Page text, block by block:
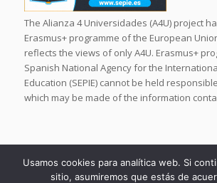
The Alianza 4 Universidades (A4U) project
Erasmus+ programme of the European
reflects the views of only A4U. Erasmus+
Spanish National Agency for the
Education (SEPIE) cannot be held
which may be made of the information
Usamos cookies para analítica web. Si
sitio, asumiremos que estás de